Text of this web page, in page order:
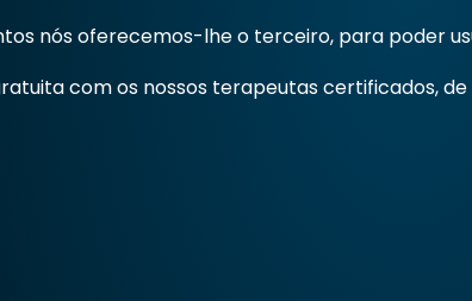
nós oferecemos-lhe o terceiro, para poder
com os nossos terapeutas certificados,